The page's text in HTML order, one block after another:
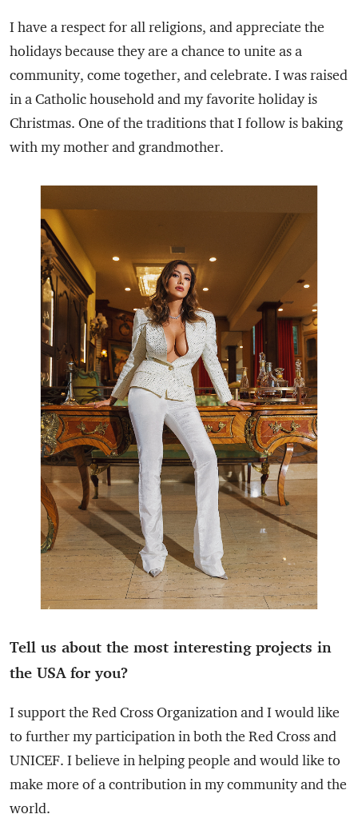
I have a respect for all religions, and appreciate the
holidays because they are a chance to unite as a
community, come together, and celebrate. I was raised
in a Catholic household and my favorite holiday is
Christmas. One of the traditions that I follow is baking
with my mother and grandmother.
Tell us about the most interesting projects in
the USA for you?
I support the Red Cross Organization and I would like
to further my participation in both the Red Cross and
UNICEF. I believe in helping people and would like to
make more of a contribution in my community and the
world.